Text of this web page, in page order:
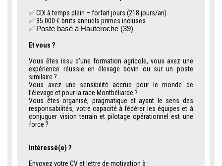
✅ CDI à temps plein – forfait jours (218 jours/an)
✅ 35 000 € bruts annuels primes incluses
✅ Poste basé à Hauteroche (39)
Et vous ?
Vous êtes issu d’une formation agricole, vous avez une
expérience réussie en élevage bovin ou sur un poste
similaire ?
Vous avez une sensibilité accrue pour le monde de
l’élevage et pour la race Montbéliarde ?
Vous êtes organisé, pragmatique et ayant le sens des
responsabilités, votre capacité à fédérer les équipes et à
conjuguer vision terrain et pilotage opérationnel est une
force ?
Intéressé(e) ?
Envoyez votre CV et lettre de motivation à :